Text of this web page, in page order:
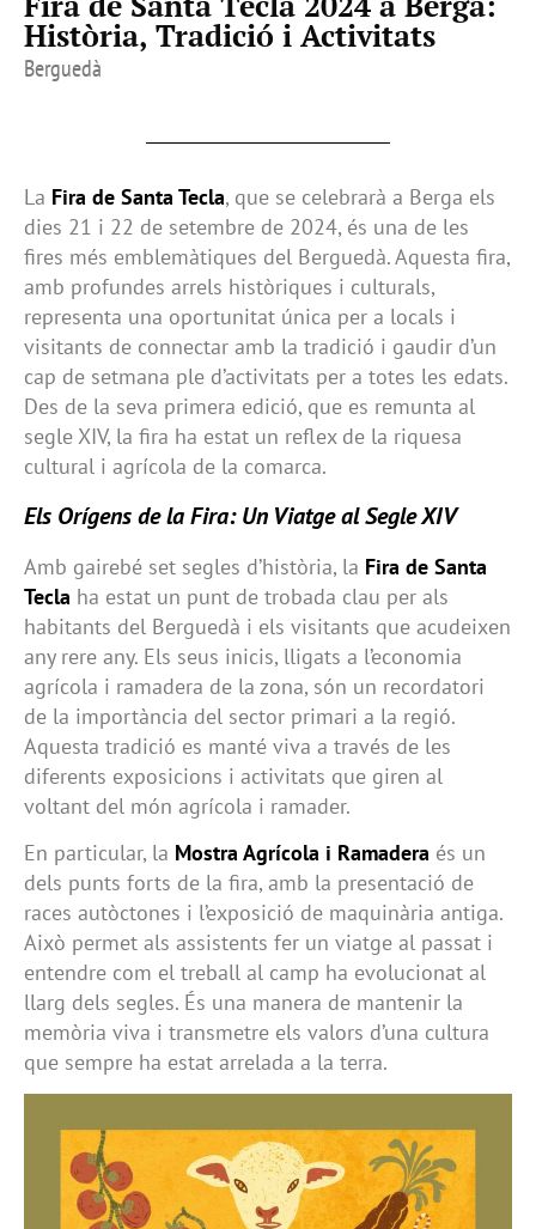
Història, Tradició i Activitats
Berguedà
La Fira de Santa Tecla, que se celebrarà a Berga els
dies 21 i 22 de setembre de 2024, és una de les
fires més emblemàtiques del Berguedà. Aquesta fira,
amb profundes arrels històriques i culturals,
representa una oportunitat única per a locals i
visitants de connectar amb la tradició i gaudir d’un
cap de setmana ple d’activitats per a totes les edats.
Des de la seva primera edició, que es remunta al
segle XIV, la fira ha estat un reflex de la riquesa
cultural i agrícola de la comarca.
Els Orígens de la Fira: Un Viatge al Segle XIV
Amb gairebé set segles d’història, la Fira de Santa
Tecla ha estat un punt de trobada clau per als
habitants del Berguedà i els visitants que acudeixen
any rere any. Els seus inicis, lligats a l’economia
agrícola i ramadera de la zona, són un recordatori
de la importància del sector primari a la regió.
Aquesta tradició es manté viva a través de les
diferents exposicions i activitats que giren al
voltant del món agrícola i ramader.
En particular, la Mostra Agrícola i Ramadera és un
dels punts forts de la fira, amb la presentació de
races autòctones i l’exposició de maquinària antiga.
Això permet als assistents fer un viatge al passat i
entendre com el treball al camp ha evolucionat al
llarg dels segles. És una manera de mantenir la
memòria viva i transmetre els valors d’una cultura
que sempre ha estat arrelada a la terra.